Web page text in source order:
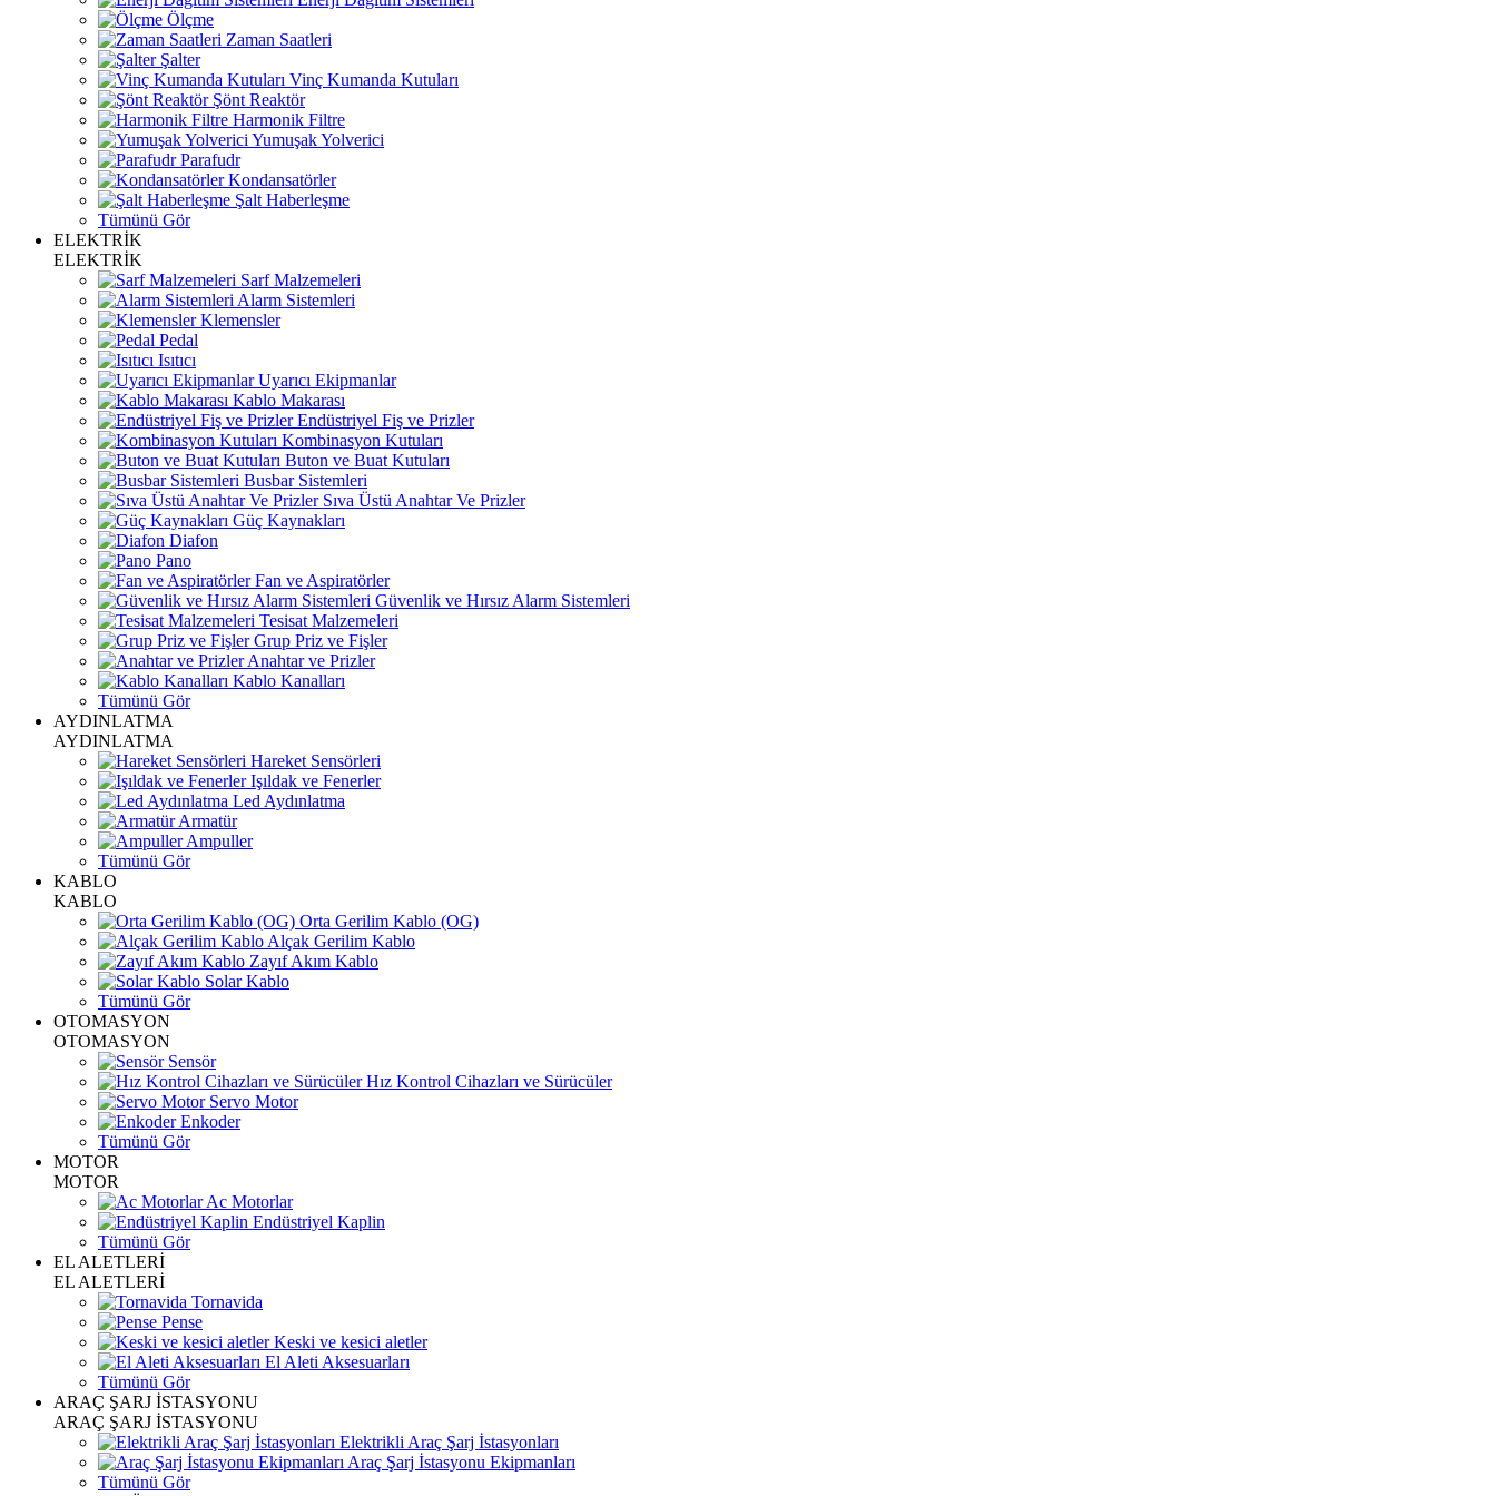
Ölçme
Zaman Saatleri
Şalter
Vinç Kumanda Kutuları
Şönt Reaktör
Harmonik Filtre
Yumuşak Yolverici
Parafudr
Kondansatörler
Şalt Haberleşme
Tümünü Gör
ELEKTRİK
ELEKTRİK
Sarf Malzemeleri
Alarm Sistemleri
Klemensler
Pedal
Isıtıcı
Uyarıcı Ekipmanlar
Kablo Makarası
Endüstriyel Fiş ve Prizler
Kombinasyon Kutuları
Buton ve Buat Kutuları
Busbar Sistemleri
Sıva Üstü Anahtar Ve Prizler
Güç Kaynakları
Diafon
Pano
Fan ve Aspiratörler
Güvenlik ve Hırsız Alarm Sistemleri
Tesisat Malzemeleri
Grup Priz ve Fişler
Anahtar ve Prizler
Kablo Kanalları
Tümünü Gör
AYDINLATMA
AYDINLATMA
Hareket Sensörleri
Işıldak ve Fenerler
Led Aydınlatma
Armatür
Ampuller
Tümünü Gör
KABLO
KABLO
Orta Gerilim Kablo (OG)
Alçak Gerilim Kablo
Zayıf Akım Kablo
Solar Kablo
Tümünü Gör
OTOMASYON
OTOMASYON
Sensör
Hız Kontrol Cihazları ve Sürücüler
Servo Motor
Enkoder
Tümünü Gör
MOTOR
MOTOR
Ac Motorlar
Endüstriyel Kaplin
Tümünü Gör
EL ALETLERİ
EL ALETLERİ
Tornavida
Pense
Keski ve kesici aletler
El Aleti Aksesuarları
Tümünü Gör
ARAÇ ŞARJ İSTASYONU
ARAÇ ŞARJ İSTASYONU
Elektrikli Araç Şarj İstasyonları
Araç Şarj İstasyonu Ekipmanları
Tümünü Gör